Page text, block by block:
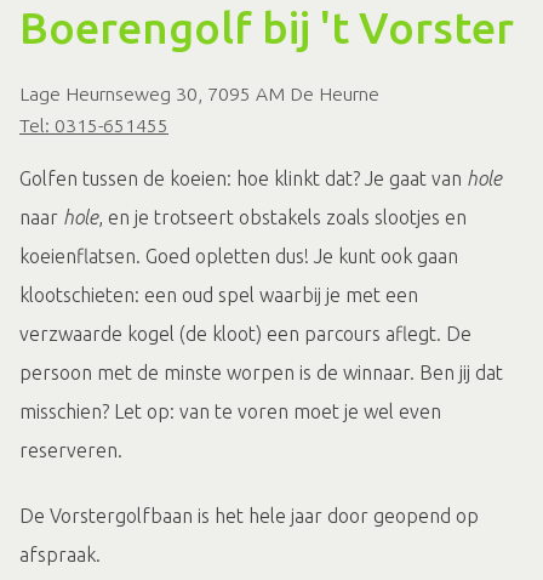
Boerengolf bij 't Vorster
Lage Heurnseweg 30, 7095 AM De Heurne
Tel: 0315-651455
Golfen tussen de koeien: hoe klinkt dat? Je gaat van hole
naar hole, en je trotseert obstakels zoals slootjes en
koeienflatsen. Goed opletten dus! Je kunt ook gaan
klootschieten: een oud spel waarbij je met een
verzwaarde kogel (de kloot) een parcours aflegt. De
persoon met de minste worpen is de winnaar. Ben jij dat
misschien? Let op: van te voren moet je wel even
reserveren.
De Vorstergolfbaan is het hele jaar door geopend op
afspraak.